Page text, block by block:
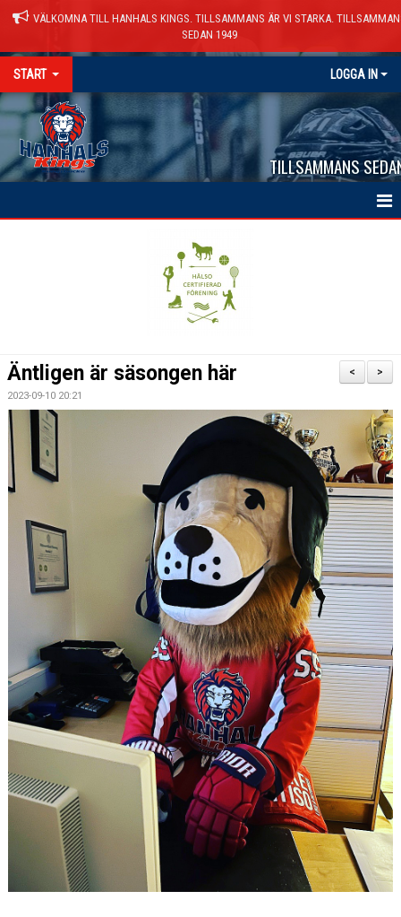
VÄLKOMNA TILL HANHALS KINGS. TILLSAMMANS ÄR VI STARKA.
SEDAN 1949
START LOGGA IN
TILLSAMMANS
MATCHER
CAMPER
CUPER
PARTNERS
PARTNERBROSCHYR
TREKRONAN
KLUBBEN
BILJETTER
>
<
Äntligen är säsongen här
2023-09-10 20:21